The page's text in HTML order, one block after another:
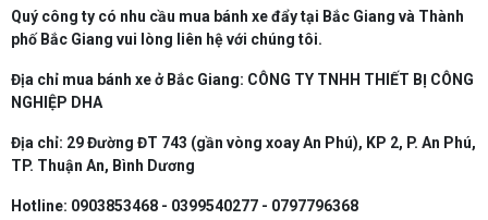
Quý công ty có nhu cầu mua bánh xe đẩy tại Bắc Giang và Thành
phố Bắc Giang vui lòng liên hệ với chúng tôi.
Địa chỉ mua bánh xe ở Bắc Giang: CÔNG TY TNHH THIẾT BỊ CÔNG
NGHIỆP DHA
Địa chỉ: 29 Đường ĐT 743 (gần vòng xoay An Phú), KP 2, P. An Phú,
TP. Thuận An, Bình Dương
Hotline: 0903853468 - 0399540277 - 0797796368